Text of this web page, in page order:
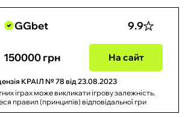
GGbet 9.9
150000 грн На сайт
КРАІЛ № 78 від 23.08.2023
іграх може викликати ігрову залежність.
правил (принципів) відповідальної гри